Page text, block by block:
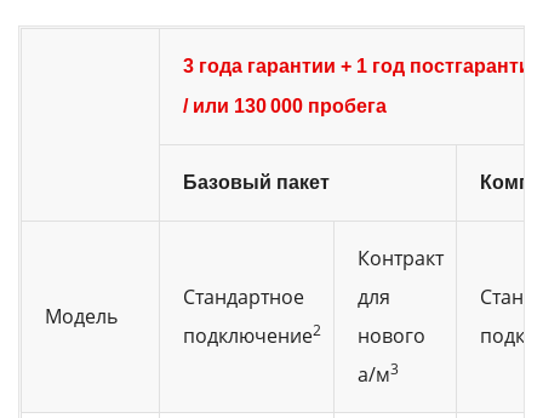
3 года гарантии + 1 год
/ или 130 000 пробега
Базовый пакет
Модель
Стандартное
подключение2
Контракт
для
нового
а/м3